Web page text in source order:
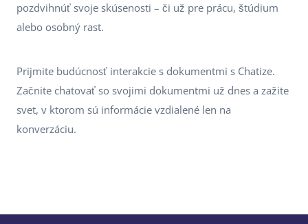
pozdvihnúť svoje skúsenosti – či už pre prácu, štúdium
alebo osobný rast.
Prijmite budúcnosť interakcie s dokumentmi s Chatize.
Začnite chatovať so svojimi dokumentmi už dnes a zažite
svet, v ktorom sú informácie vzdialené len na
konverzáciu.